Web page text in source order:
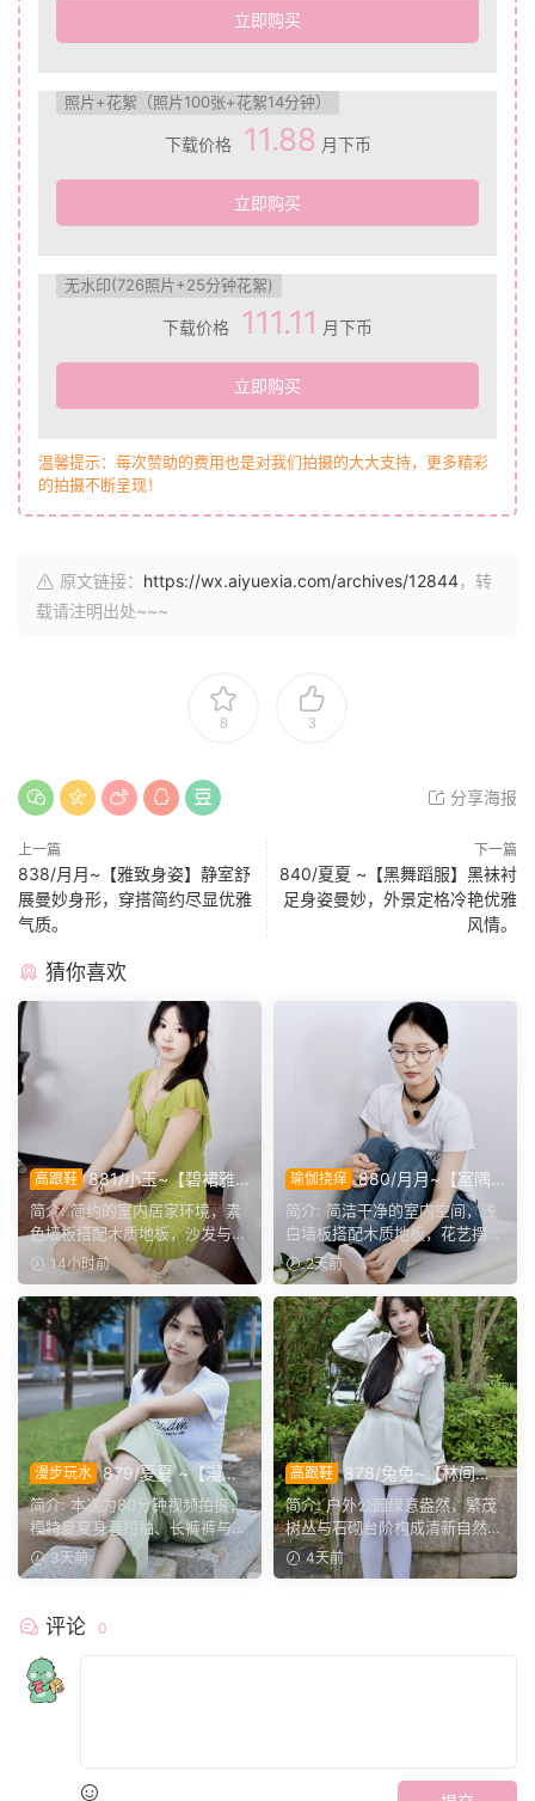
立即购买
照片+花絮（照片100张+花絮14分钟）
下载价格 11.88 月下币
立即购买
无水印(726照片+25分钟花絮)
下载价格 111.11 月下币
立即购买
温馨提示：每次赞助的费用也是对我们拍摄的大大支持，更多精彩
的拍摄不断呈现！
原文链接： https://wx.aiyuexia.com/archives/12844，转
载请注明出处~~~
8 3
分享海报
上一篇
838/月月~【雅致身姿】静室舒
展曼妙身形，穿搭简约尽显优雅
气质。
下一篇
840/夏夏 ~【黑舞蹈服】黑袜衬
足身姿曼妙，外景定格冷艳优雅
风情。
猜你喜欢
高跟鞋 881/小玉~【碧裙雅
姿】一室柔光衬绿裙，错落姿
态尽显温婉格调。
简介: 简约的室内居家环境，素
色墙板搭配木质地板，沙发与办
公椅丰富场景层次。小...
14小时前
瑜伽挠痒 880/月月~【室隅
姿影】雅室定格多样姿态，记
录鞋袜与肢体的百态呈现。
简介: 简洁干净的室内空间，浅
白墙板搭配木质地板，花艺摆件
点缀场景。月月身着白...
2天前
漫步玩水 879/夏夏 ~【漫步
磨袜】80分钟视频拍摄，模
特穿丝质船袜踩水踩泥，对焦
袜子磨损变化镜头。
简介: 本次为80分钟视频拍摄，
模特夏夏身着短袖、长裤裤与丝
质船袜，修整干净脚趾...
3天前
高跟鞋 878/兔兔~【林间甜
序】公园翠色环绕，粉白装
束，动静间尽显少女娇柔风
姿。
简介: 户外公园绿意盎然，繁茂
树丛与石砌台阶构成清新自然环
境。兔兔身着白调小香...
4天前
评论 0